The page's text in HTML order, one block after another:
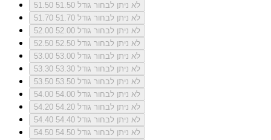
51.50
לא ניתן לבחור גודל 51.50
51.70
לא ניתן לבחור גודל 51.70
52.00
לא ניתן לבחור גודל 52.00
52.50
לא ניתן לבחור גודל 52.50
53.00
לא ניתן לבחור גודל 53.00
53.30
לא ניתן לבחור גודל 53.30
53.50
לא ניתן לבחור גודל 53.50
54.00
לא ניתן לבחור גודל 54.00
54.20
לא ניתן לבחור גודל 54.20
54.40
לא ניתן לבחור גודל 54.40
54.50
לא ניתן לבחור גודל 54.50